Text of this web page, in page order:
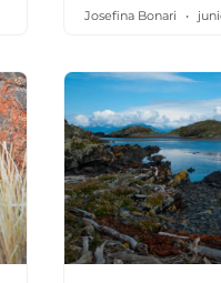
Josefina Bonari